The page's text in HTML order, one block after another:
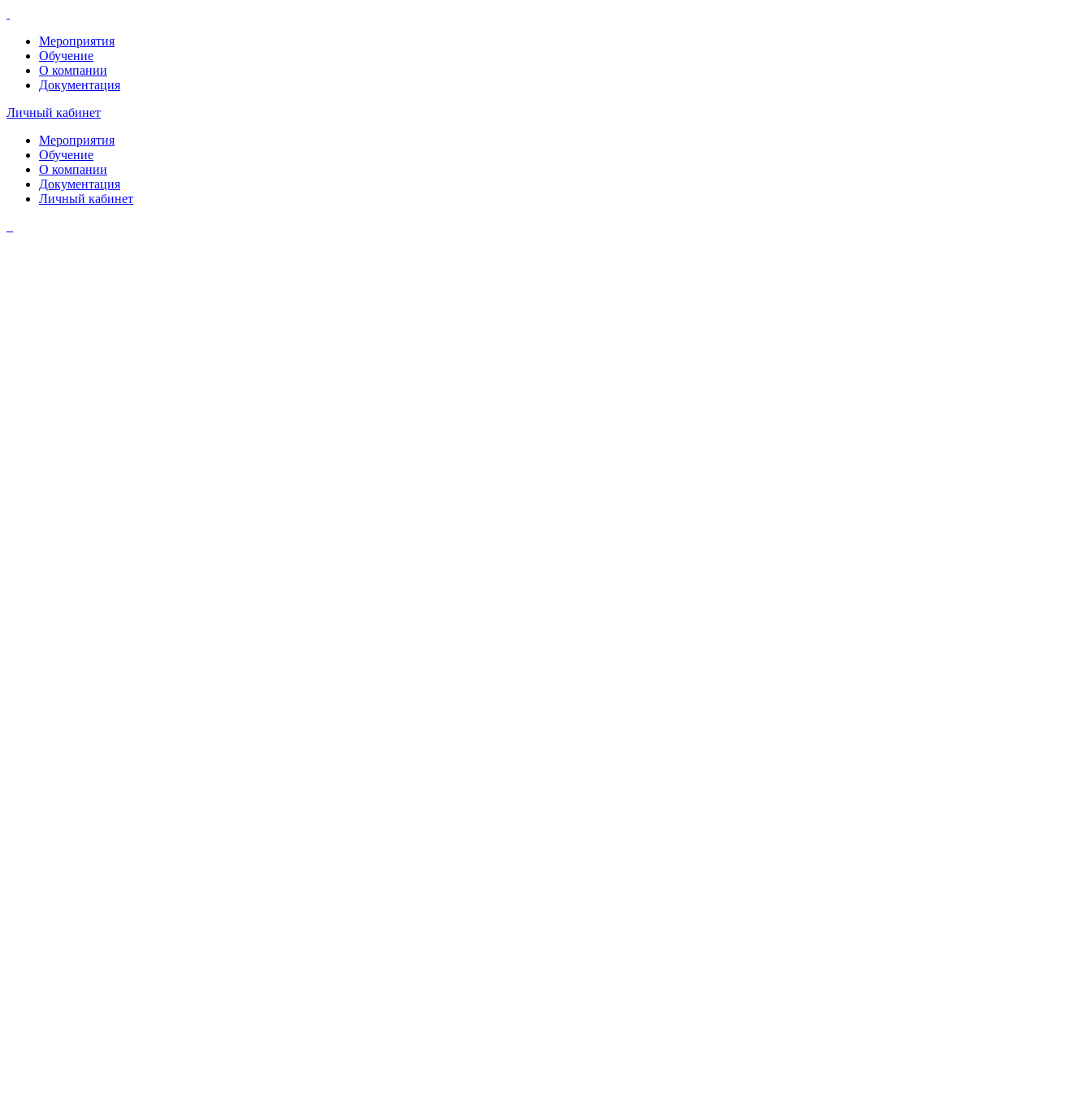
Мероприятия
Обучение
О компании
Документация
Личный кабинет
Мероприятия
Обучение
О компании
Документация
Личный кабинет